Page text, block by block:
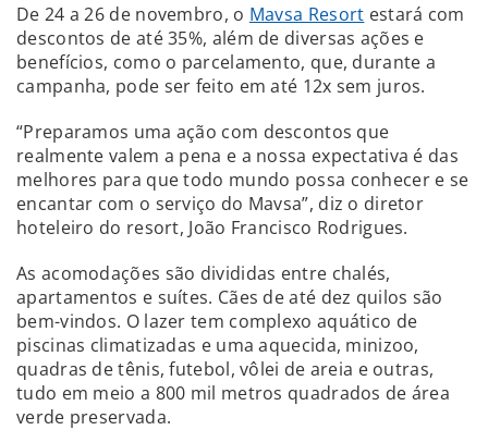
De 24 a 26 de novembro, o Mavsa Resort estará com
descontos de até 35%, além de diversas ações e
benefícios, como o parcelamento, que, durante a
campanha, pode ser feito em até 12x sem juros.
“Preparamos uma ação com descontos que
realmente valem a pena e a nossa expectativa é das
melhores para que todo mundo possa conhecer e se
encantar com o serviço do Mavsa”, diz o diretor
hoteleiro do resort, João Francisco Rodrigues.
As acomodações são divididas entre chalés,
apartamentos e suítes. Cães de até dez quilos são
bem-vindos. O lazer tem complexo aquático de
piscinas climatizadas e uma aquecida, minizoo,
quadras de tênis, futebol, vôlei de areia e outras,
tudo em meio a 800 mil metros quadrados de área
verde preservada.